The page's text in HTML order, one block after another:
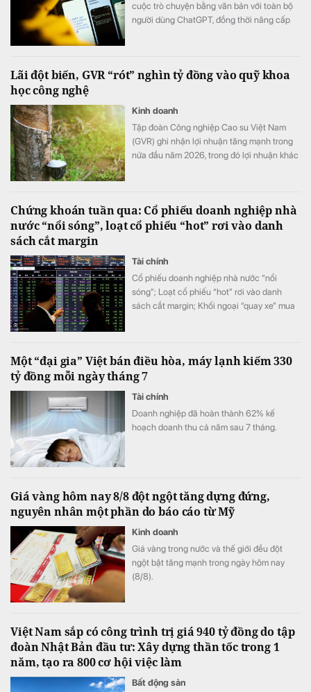
cuộc trò chuyện bằng văn bản với toàn bộ
người dùng ChatGPT, đồng thời nâng cấp
Lãi đột biến, GVR “rót” nghìn tỷ đồng vào quỹ khoa
học công nghệ
Kinh doanh
Tập đoàn Công nghiệp Cao su Việt Nam
(GVR) ghi nhận lợi nhuận tăng mạnh trong
nửa đầu năm 2026, trong đó lợi nhuận khác
khoa học và công nghệ của tập đoàn lên
hơn 1.710 tỷ đồng.
Chứng khoán tuần qua: Cổ phiếu doanh nghiệp nhà
nước “nổi sóng”, loạt cổ phiếu “hot” rơi vào danh
sách cắt margin
Tài chính
Cổ phiếu doanh nghiệp nhà nước “nổi
sóng”; Loạt cổ phiếu “hot” rơi vào danh
sách cắt margin; Khối ngoại “quay xe” mua
Một “đại gia” Việt bán điều hòa, máy lạnh kiếm 330
tỷ đồng mỗi ngày tháng 7
Tài chính
Doanh nghiệp đã hoàn thành 62% kế
hoạch doanh thu cả năm sau 7 tháng.
Giá vàng hôm nay 8/8 đột ngột tăng dựng đứng,
nguyên nhân một phần do báo cáo từ Mỹ
Kinh doanh
Giá vàng trong nước và thế giới đều đột
ngột bật tăng mạnh trong ngày hôm nay
(8/8).
Việt Nam sắp có công trình trị giá 940 tỷ đồng do tập
đoàn Nhật Bản đầu tư: Xây dựng thần tốc trong 1
năm, tạo ra 800 cơ hội việc làm
Bất động sản